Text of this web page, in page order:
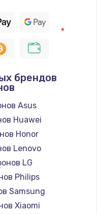
брендов
Asus
Huawei
Honor
Lenovo
LG
Philips
Samsung
Xiaomi